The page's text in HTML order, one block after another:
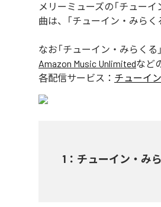
メリーミューズの「チュー
曲は、「チューイン・みらく
なお「チューイン・みらくる
Amazon Music Unlimitedなど
各配信サービス： チューイ
1 ： チューイン・み